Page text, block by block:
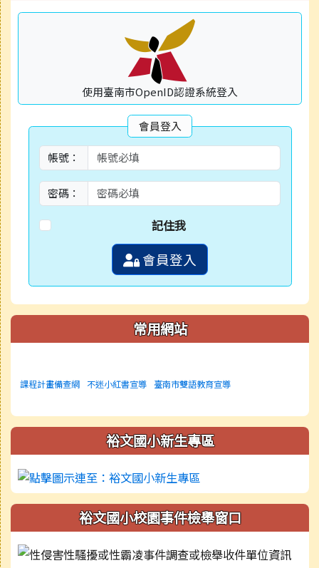
使用臺南市OpenID認證系統登入
會員登入
帳號：
密碼：
記住我
會員登入
常用網站
課程計畫備查網 不迷小紅書宣導 臺南市雙語教育宣導
裕文國小新生專區
裕文國小校園事件檢舉窗口